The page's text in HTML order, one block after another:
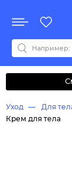
Все бренды
0-9ABCDEFG
Уход Для
Крем для тела